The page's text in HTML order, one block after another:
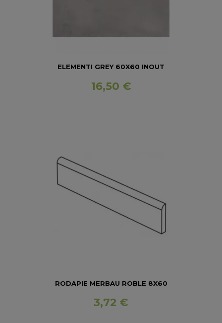
ELEMENTI GREY 60X60 INOUT
16,50 €
RODAPIE MERBAU ROBLE 8X60
3,72 €